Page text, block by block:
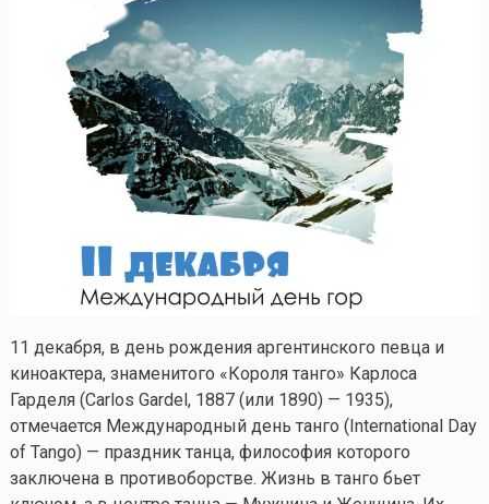
11 декабря, в день рождения аргентинского певца и
киноактера, знаменитого «Короля танго» Карлоса
Гарделя (Carlos Gardel, 1887 (или 1890) — 1935),
отмечается Международный день танго (International Day
of Tango) — праздник танца, философия которого
заключена в противоборстве. Жизнь в танго бьет